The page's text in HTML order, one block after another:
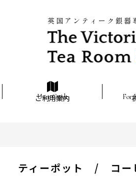
英国アンティーク銀器
ご利用案内
ティーポット / コー